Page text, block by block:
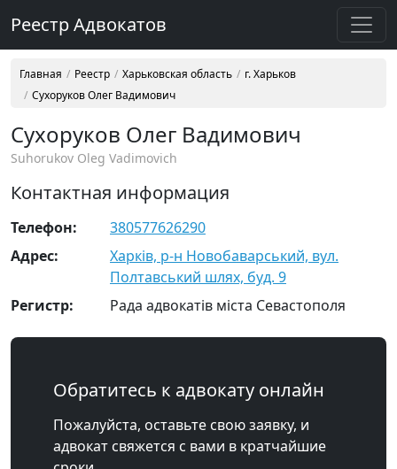
Реестр Адвокатов
Главная Реестр Харьковская область
г. Харьков
Сухоруков Олег Вадимович
Сухоруков Олег Вадимович
Suhorukov Oleg Vadimovich
Контактная информация
Телефон:
380577626290
Адрес:
Харків, р-н Новобаварський, вул.
Полтавський шлях, буд. 9
Регистр:
Рада адвокатів міста Севастополя
Обратитесь к адвокату онлайн
Пожалуйста, оставьте свою заявку, и
адвокат свяжется с вами в кратчайшие